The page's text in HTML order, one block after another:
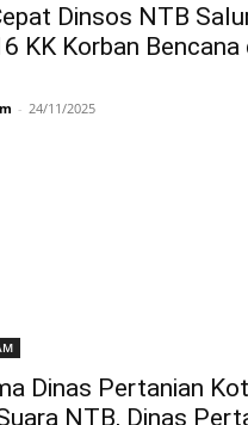
Dinsos NTB
KK Korban Bencana
- 24/11/2025
Dinas Pertanian
NTB, Dinas